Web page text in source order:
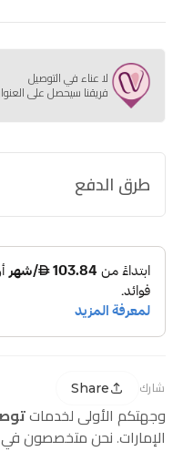
لا عناء في التوصيل
فريقنا سيحصل على
طرق الدفع
شارك Share
وجهتكم الأولى لخدمات
الإمارات. نحن متخصصون في